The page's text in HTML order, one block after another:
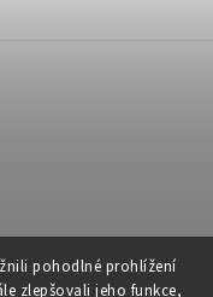
pohodlné prohlížení
zlepšovali jeho funkce,